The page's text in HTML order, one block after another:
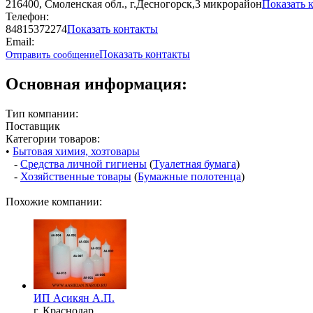
216400, Смоленская обл., г.Десногорск,3 микрорайонПоказать
Телефон:
84815372274Показать контакты
Email:
Отправить сообщениеПоказать контакты
Основная информация:
Тип компании:
Поставщик
Категории товаров:
• Бытовая химия, хозтовары
- Средства личной гигиены (Туалетная бумага)
- Хозяйственные товары (Бумажные полотенца)
Похожие компании:
ИП Асикян А.П.
г. Краснодар